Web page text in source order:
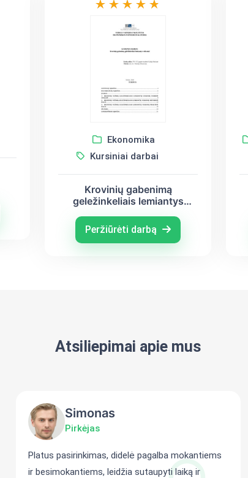
Ekonomika
Kursiniai darbai
Krovinių gabenimą
geležinkeliais lemiantys
Peržiūrėti darbą
Atsiliepimai apie mus
Simonas
Pirkėjas
Platus pasirinkimas, didelė pagalba mokantiems
ir besimokantiems, leidžia sutaupyti laiką ir